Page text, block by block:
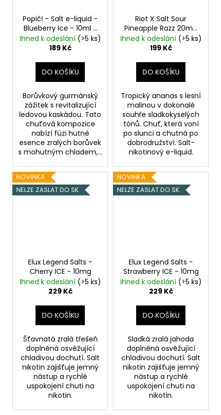
Popič! - Salt e-liquid -
Blueberry Ice - 10ml -
20mgLedová borůvka
Ihned k odeslání (>5 ks)
189 Kč
DO KOŠÍKU
Borůvkový gurmánský
zážitek s revitalizující
ledovou kaskádou. Tato
chuťová kompozice
nabízí fúzi hutné
esence zralých borůvek
s mohutným chladem,...
Riot X Salt Sour
Pineapple Razz 20mg
Ananas a nakyslá
malina
Ihned k odeslání (>5 ks)
199 Kč
DO KOŠÍKU
Tropický ananas s lesní
malinou v dokonalé
souhře sladkokyselých
tónů. Chuť, která voní
po slunci a chutná po
dobrodružství. Salt-
nikotinový e-liquid.
NOVINKA
NELZE ZASLAT DO SK
Elux Legend Salts -
Cherry ICE - 10mg
Ihned k odeslání (>5 ks)
229 Kč
DO KOŠÍKU
Šťavnatá zralá třešeň
doplněná osvěžující
chladivou dochutí. Salt
nikotin zajišťuje jemný
nástup a rychlé
uspokojení chuti na
nikotin.
NOVINKA
NELZE ZASLAT DO SK
Elux Legend Salts -
Strawberry ICE - 10mg
Ihned k odeslání (>5 ks)
229 Kč
DO KOŠÍKU
Sladká zralá jahoda
doplněná osvěžující
chladivou dochutí. Salt
nikotin zajišťuje jemný
nástup a rychlé
uspokojení chuti na
nikotin.